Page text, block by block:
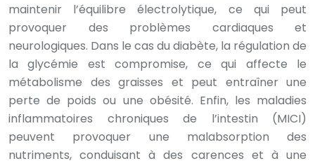
maintenir l’équilibre électrolytique, ce qui peut
provoquer des problèmes cardiaques et
neurologiques. Dans le cas du diabète, la régulation de
la glycémie est compromise, ce qui affecte le
métabolisme des graisses et peut entraîner une
perte de poids ou une obésité. Enfin, les maladies
inflammatoires chroniques de l’intestin (MICI)
peuvent provoquer une malabsorption des
nutriments, conduisant à des carences et à une